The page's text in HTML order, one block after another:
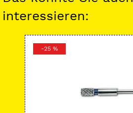
interessieren:
-25 %